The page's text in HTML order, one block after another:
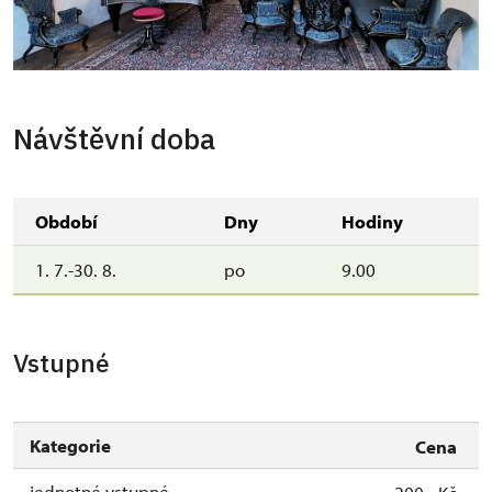
Návštěvní doba
Období Dny Hodiny
1. 7.-30. 8. po 9.00
Vstupné
Kategorie
Cena